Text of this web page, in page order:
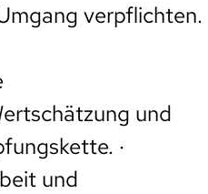
verpflichten.
und
·
und